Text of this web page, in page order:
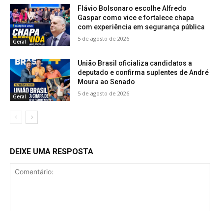
Geral
Flávio Bolsonaro escolhe Alfredo
Gaspar como vice e fortalece chapa
com experiência em segurança pública
5 de agosto de 2026
Geral
União Brasil oficializa candidatos a
deputado e confirma suplentes de André
Moura ao Senado
5 de agosto de 2026
DEIXE UMA RESPOSTA